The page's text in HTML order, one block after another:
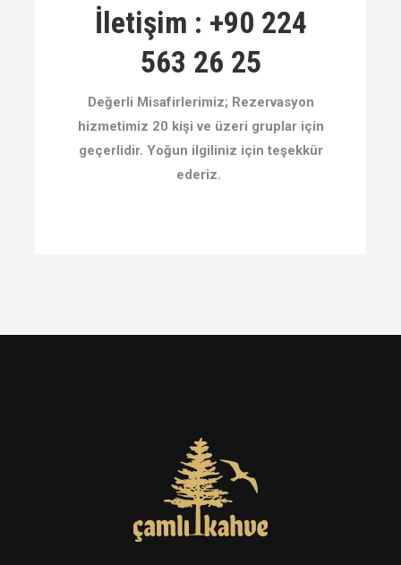
İletişim : +90 224
563 26 25
Değerli Misafirlerimiz; Rezervasyon
hizmetimiz 20 kişi ve üzeri gruplar için
geçerlidir. Yoğun ilgiliniz için teşekkür
ederiz.